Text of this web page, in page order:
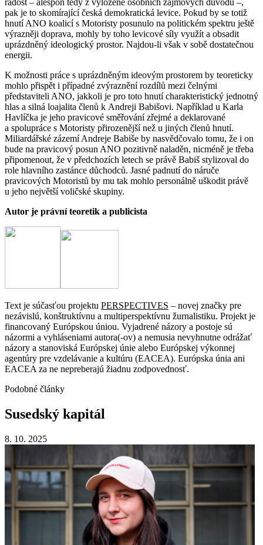
radost – alespoň tedy z vyloženě osobních zájmových důvodů –,
pak je to skomírající česká demokratická levice. Pokud by se totiž
hnutí ANO koalicí s Motoristy posunulo na politickém spektru ještě
výrazněji doprava, mohly by toho levicové síly využít a obsadit
uprázdněný ideologický prostor. Najdou-li však v sobě dostatečnou
energii.
K možnosti práce s uprázdněným ideovým prostorem by teoreticky
mohlo přispět i případné zvýraznění rozdílů mezi čelnými
představiteli ANO, jakkoli je pro toto hnutí charakteristický jednotný
hlas a silná loajalita členů k Andreji Babišovi. Například u Karla
Havlíčka je jeho pravicové směřování zřejmé a deklarované
a spolupráce s Motoristy přirozenější než u jiných členů hnutí.
Miliardářské zázemí Andreje Babiše by nasvědčovalo tomu, že i on
bude na pravicový posun ANO pozitivně naladěn, nicméně je třeba
připomenout, že v předchozích letech se právě Babiš stylizoval do
role hlavního zastánce důchodců. Jasné padnutí do náruče
pravicových Motoristů by mu tak mohlo personálně uškodit právě
u jeho největší voličské skupiny.
Autor je právní teoretik a publicista
Text je súčasťou projektu PERSPECTIVES – novej značky pre
nezávislú, konštruktívnu a multiperspektívnu žurnalistiku. Projekt je
financovaný Európskou úniou. Vyjadrené názory a postoje sú
názormi a vyhláseniami autora(-ov) a nemusia nevyhnutne odrážať
názory a stanoviská Európskej únie alebo Európskej výkonnej
agentúry pre vzdelávanie a kultúru (EACEA). Európska únia ani
EACEA za ne nepreberajú žiadnu zodpovednosť.
Podobné články
Susedský kapitál
8. 10. 2025